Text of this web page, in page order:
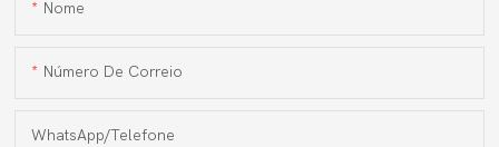
Nome
Número De Correio
WhatsApp/Telefone